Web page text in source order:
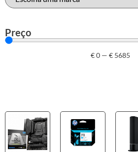
Mais acessórios USB
HP
Outros acessórios de informática
Preço
€0 — € 5685